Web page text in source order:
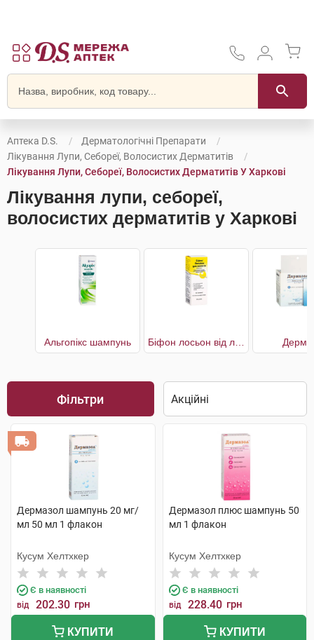
Аптека D.S.
Дерматологічні Препарати
Лікування Лупи, Себореї, Волосистих Дерматитів
Лікування Лупи, Себореї, Волосистих Дерматитів У Харкові
Лікування лупи, себореї,
волосистих дерматитів у Харкові
Альгопікс шампунь
Фільтри
Дермазол шампунь 20 мг/
мл 50 мл 1 флакон
Кусум Хелтхкер
Є в наявності
від 202.30 грн
КУПИТИ
Дермазол плюс шампунь 50
мл 1 флакон
Кусум Хелтхкер
Є в наявності
від 228.40 грн
КУПИТИ